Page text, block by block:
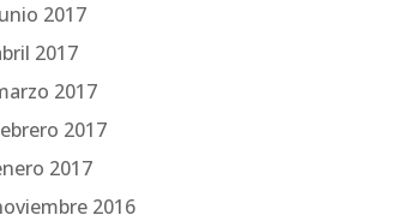
2017
2017
2017
2017
2017
2016